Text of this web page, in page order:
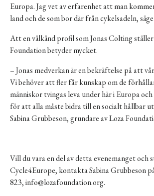
Europa. Jag vet av erfarenhet att man
land och de som bor där från cykelsadeln,
Att en välkänd profil som Jonas Colting
Foundation betyder mycket.
– Jonas medverkan är en bekräftelse på att
Vi behöver att fler får kunskap om de
människor tvingas leva under här i Europa
för att alla måste bidra till en socialt hållbar
Sabina Grubbeson, grundare av Loza
Vill du vara en del av detta evenemanget och
Cycle4Europe, kontakta Sabina Grubbeson
823,info@lozafoundation.org.